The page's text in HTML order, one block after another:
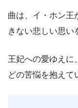
曲は、イ・ホン王
きない悲しい思い
王妃への愛ゆえに
どの苦悩を抱えて